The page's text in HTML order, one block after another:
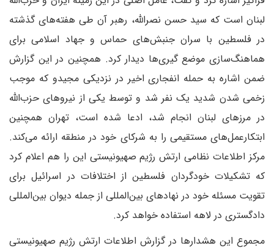
لبنان است که سید حسن نصرالله، رهبر آن طی هفته‌های گذشته
در فلسطین با سران جنبش‌های حماس و جهاد اسلامی برای
هماهنگ‌سازی موضع گیری‌ها دیدار کرد. همچنین در این گزارش
ضمن اشاره به حمله انفجاری اخیر در نزدیکی مجیدو که موجب
زخمی شدن شدید یک نفر شد و توسط یکی از نیروهای حزب‌الله
در مرزهای لبنان انجام شد، ادعا شده است، تهران همچنین
ابتکارعمل‌های مستقیمی را به شرکای خود در منطقه ارائه می‌کند.
مرکز اطلاعات نظامی ارتش رژیم صهیونیستی این را هم اعلام کرد
که تشکیلات خودگردان فلسطین از اختلافات در اسرائیل برای
تقویت مسئله خود در نهادهای بین‌المللی از جمله دیوان بین‌المللی
دادگستری در لاهه استفاده خواهد کرد.
مجموع این هشدارها در گزارش اطلاعات ارتش رژیم صهیونیستی